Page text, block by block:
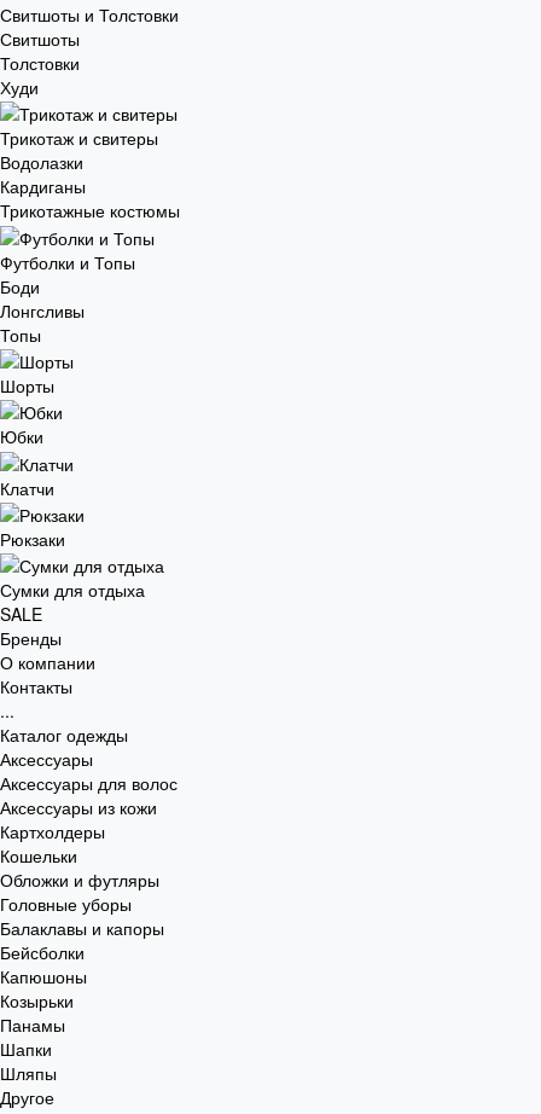
Свитшоты и Толстовки
Свитшоты
Толстовки
Худи
Трикотаж и свитеры
Водолазки
Кардиганы
Трикотажные костюмы
Футболки и Топы
Боди
Лонгсливы
Топы
Шорты
Юбки
Клатчи
Рюкзаки
Сумки для отдыха
SALE
Бренды
О компании
Контакты
...
Каталог одежды
Аксессуары
Аксессуары для волос
Аксессуары из кожи
Картхолдеры
Кошельки
Обложки и футляры
Головные уборы
Балаклавы и капоры
Бейсболки
Капюшоны
Козырьки
Панамы
Шапки
Шляпы
Другое